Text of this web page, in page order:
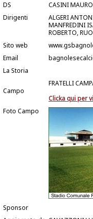
DS
CASINI MAURO
Dirigenti
ALGERI
MANFREDINI
ROBERTO,
Sito web
Email
La Storia
Campo
FRATELLI
Clicka qui per
Foto Campo
Sponsor